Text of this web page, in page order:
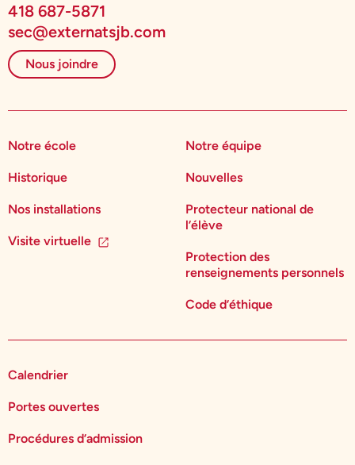
418 687-5871
sec@externatsjb.com
Nous joindre
Notre école
Historique
Nos installations
Visite virtuelle
Notre équipe
Nouvelles
Protecteur national de
l’élève
Protection des
renseignements personnels
Code d’éthique
Calendrier
Portes ouvertes
Procédures d’admission